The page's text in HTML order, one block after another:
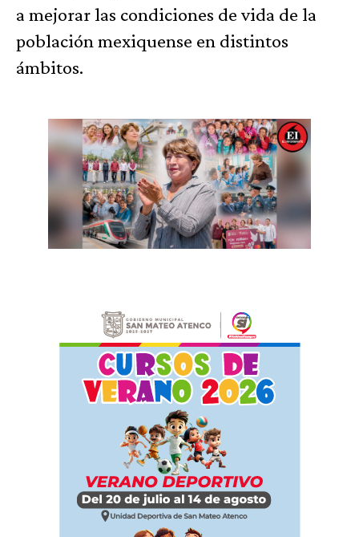
a mejorar las condiciones de vida de la
población mexiquense en distintos
ámbitos.